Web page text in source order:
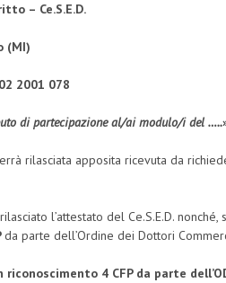
– Ce.S.E.D.
(MI)
2001 078
di partecipazione al/ai modulo/i del …..
rilasciata apposita ricevuta da
l’attestato del Ce.S.E.D. nonché,
da parte dell’Ordine dei Dottori
riconoscimento 4 CFP da parte